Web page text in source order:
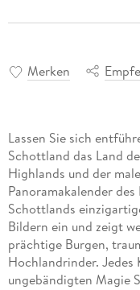
Merken
Lassen Sie sich
Schottland das Land
Highlands und der
Panoramakalender
Schottlands
Bildern ein und zeigt
prächtige Burgen,
Hochlandrinder.
ungebändigten Magie